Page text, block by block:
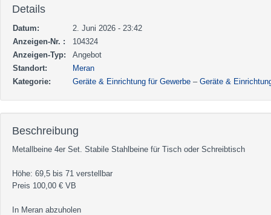
Details
Datum:
2. Juni 2026 - 23:42
Anzeigen-Nr. :
104324
Anzeigen-Typ:
Angebot
Standort:
Meran
Kategorie:
Geräte & Einrichtung für Gewerbe – Geräte &
Beschreibung
Metallbeine 4er Set. Stabile Stahlbeine für Tisch oder Schreibtisch
Höhe: 69,5 bis 71 verstellbar
Preis 100,00 € VB
In Meran abzuholen